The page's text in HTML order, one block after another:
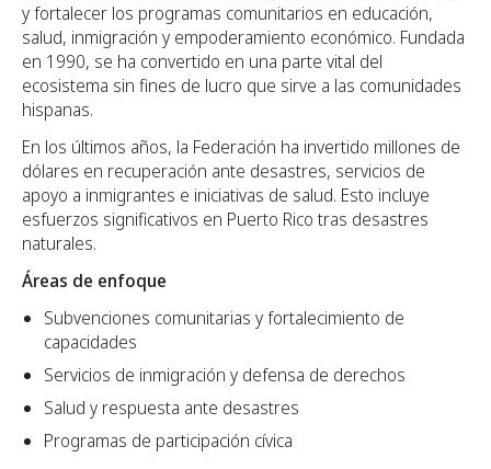
y fortalecer los programas comunitarios en educación,
salud, inmigración y empoderamiento económico. Fundada
en 1990, se ha convertido en una parte vital del
ecosistema sin fines de lucro que sirve a las comunidades
hispanas.
En los últimos años, la Federación ha invertido millones de
dólares en recuperación ante desastres, servicios de
apoyo a inmigrantes e iniciativas de salud. Esto incluye
esfuerzos significativos en Puerto Rico tras desastres
naturales.
Áreas de enfoque
Subvenciones comunitarias y fortalecimiento de
capacidades
Servicios de inmigración y defensa de derechos
Salud y respuesta ante desastres
Programas de participación cívica